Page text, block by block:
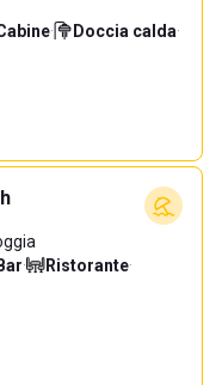
· Doccia calda·
Bar· Ristorante·